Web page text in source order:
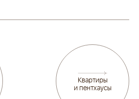
Квартиры
и пентхаусы